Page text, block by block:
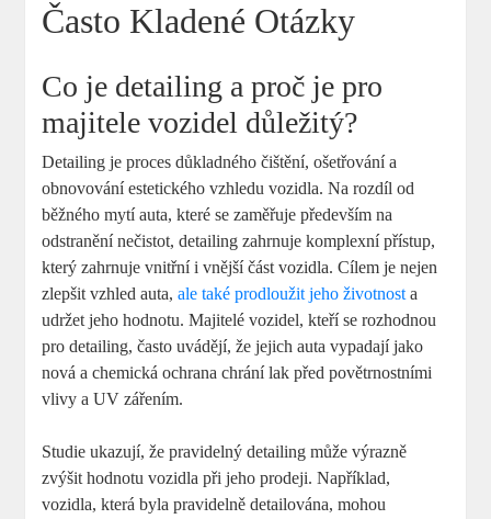
Často Kladené Otázky
Co⁤ je detailing a proč je pro​
majitele⁤ vozidel ⁣důležitý?
Detailing je ⁤proces důkladného čištění, ošetřování ‍a​
obnovování estetického vzhledu vozidla. Na rozdíl od
běžného mytí auta, které se zaměřuje především na
odstranění nečistot, detailing zahrnuje komplexní přístup,
který zahrnuje vnitřní i vnější část vozidla. Cílem je nejen⁢
zlepšit ‌vzhled auta, ‍ale také prodloužit jeho životnost a
udržet‍ jeho hodnotu. Majitelé vozidel, kteří se rozhodnou
pro detailing, často ⁣uvádějí, že jejich auta vypadají jako
nová ⁣a chemická ⁤ochrana chrání lak před ‍povětrnostními
vlivy ⁤a UV zářením.
Studie‌ ukazují, že pravidelný ⁢detailing může výrazně ​
zvýšit hodnotu‌ vozidla při jeho ⁤prodeji. Například,
vozidla, která byla ⁣pravidelně detailována, mohou